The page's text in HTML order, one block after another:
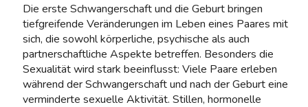
Die erste Schwangerschaft und die Geburt bringen
tiefgreifende Veränderungen im Leben eines Paares mit
sich, die sowohl körperliche, psychische als auch
partnerschaftliche Aspekte betreffen. Besonders die
Sexualität wird stark beeinflusst: Viele Paare erleben
während der Schwangerschaft und nach der Geburt eine
verminderte sexuelle Aktivität. Stillen, hormonelle